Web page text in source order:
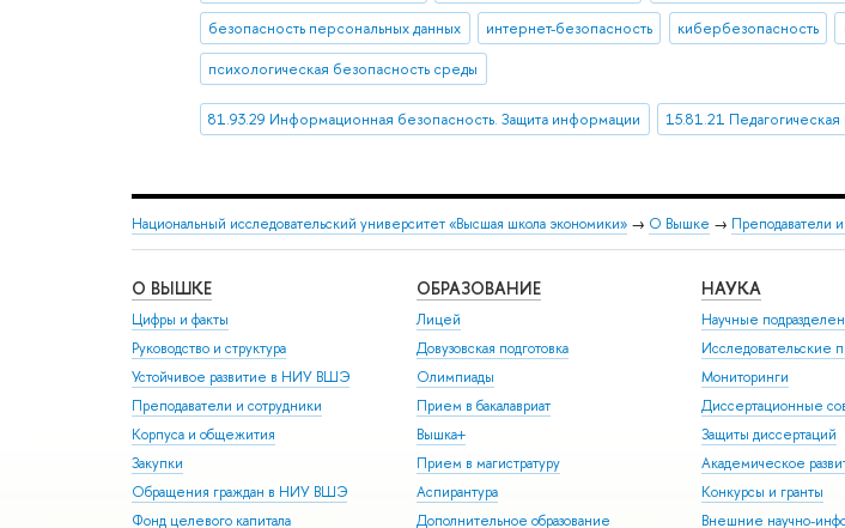
безопасность персональных данных
интернет-безопасность кибербезопасность
психологическая безопасность среды
81.93.29 Информационная безопасность. Защита информации 15.81.21
Национальный исследовательский университет «Высшая школа экономики» → О Вышке → Преподаватели
О ВЫШКЕ
Цифры и факты
Руководство и структура
Устойчивое развитие в НИУ ВШЭ
Преподаватели и сотрудники
Корпуса и общежития
Закупки
Обращения граждан в НИУ ВШЭ
Фонд целевого капитала
ОБРАЗОВАНИЕ
Лицей
Довузовская подготовка
Олимпиады
Прием в бакалавриат
Вышка+
Прием в магистратуру
Аспирантура
Дополнительное образование
НАУКА
Научные
Исследовательские
Мониторинги
Диссертационные
Защиты диссертаций
Академическое
Конкурсы и гранты
Внешние научно-